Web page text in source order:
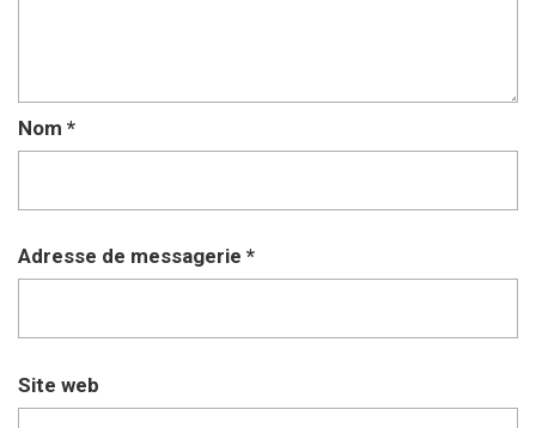
Nom *
Adresse de messagerie *
Site web